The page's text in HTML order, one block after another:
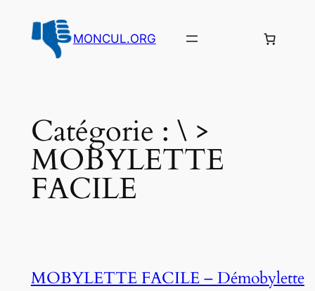
contenu
MONCUL.ORG
Catégorie : \ >
MOBYLETTE
FACILE
MOBYLETTE FACILE – Démobylette